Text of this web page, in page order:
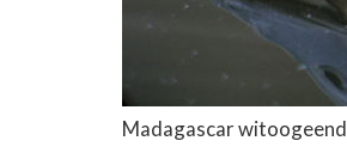
Madagascar witoogeend